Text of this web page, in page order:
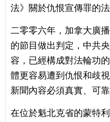
法》關於仇恨宣傳罪的
二零零六年，加拿大廣
的節目做出判定，中共
容，已經構成對法輪功
體更容易遭到仇恨和歧
新聞內容必須真實、可
在位於魁北克省的蒙特